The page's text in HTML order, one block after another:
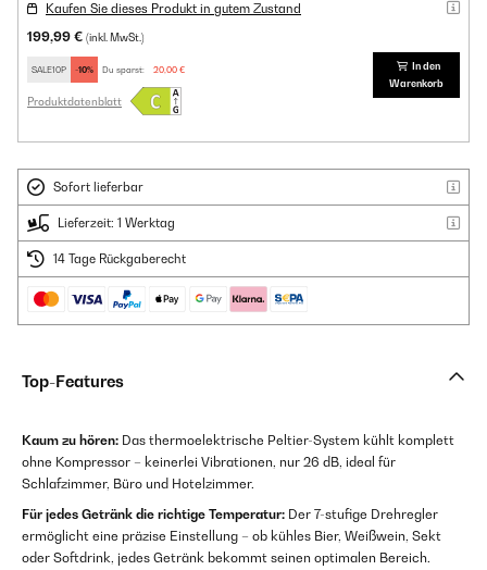
Kaufen Sie dieses Produkt in gutem Zustand
199,99 € (inkl. MwSt.)
SALE10P -10% Du sparst: 20,00 €
Produktdatenblatt
In den
Warenkorb
Sofort lieferbar
Lieferzeit: 1 Werktag
14 Tage Rückgaberecht
Top-Features
Kaum zu hören: Das thermoelektrische Peltier-System kühlt komplett
ohne Kompressor – keinerlei Vibrationen, nur 26 dB, ideal für
Schlafzimmer, Büro und Hotelzimmer.
Für jedes Getränk die richtige Temperatur: Der 7-stufige Drehregler
ermöglicht eine präzise Einstellung – ob kühles Bier, Weißwein, Sekt
oder Softdrink, jedes Getränk bekommt seinen optimalen Bereich.